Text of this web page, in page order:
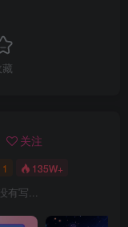
藏
关注
1 135W+
有写...